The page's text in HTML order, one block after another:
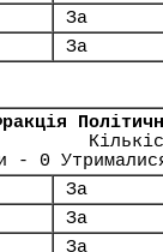
За
За
- 0
За
За
За